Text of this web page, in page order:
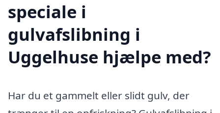
speciale i
gulvafslibning i
Uggelhuse hjælpe med?
Har du et gammelt eller slidt gulv, der